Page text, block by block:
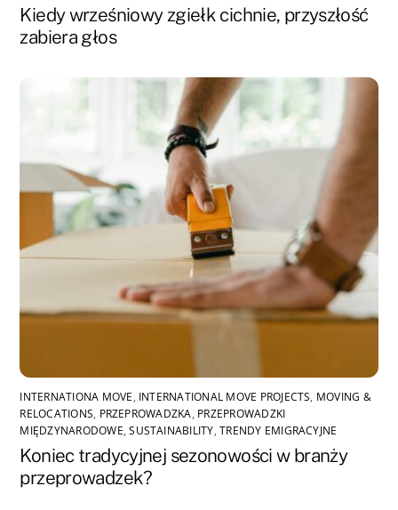
Kiedy wrześniowy zgiełk cichnie, przyszłość
zabiera głos
INTERNATIONA MOVE, INTERNATIONAL MOVE PROJECTS, MOVING &
RELOCATIONS, PRZEPROWADZKA, PRZEPROWADZKI
MIĘDZYNARODOWE,SUSTAINABILITY,TRENDY EMIGRACYJNE
Koniec tradycyjnej sezonowości w branży
przeprowadzek?